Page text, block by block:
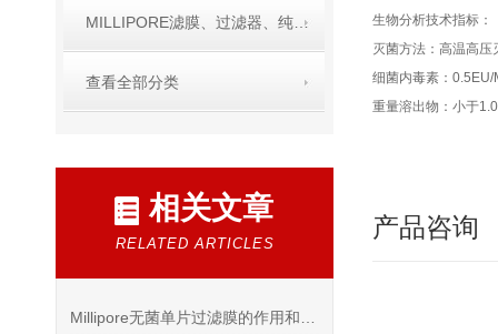
MILLIPORE滤膜、过滤器、纯水产品
查看全部分类
相关文章
RELATED ARTICLES
生物分析技术指标：
灭菌方法：高温高
细菌内毒素：0.5EU/
重量溶出物：小于
产品咨询